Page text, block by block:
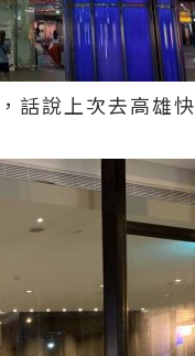
話說上次去高雄